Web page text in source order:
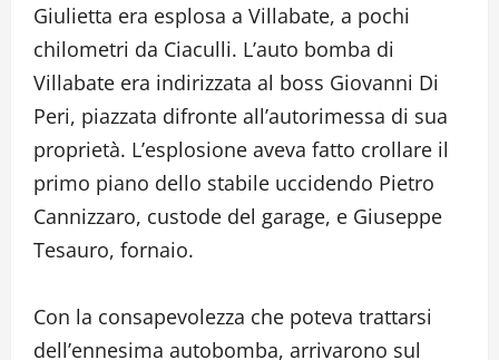
Giulietta era esplosa a Villabate, a pochi
chilometri da Ciaculli. L’auto bomba di
Villabate era indirizzata al boss Giovanni Di
Peri, piazzata difronte all’autorimessa di sua
proprietà. L’esplosione aveva fatto crollare il
primo piano dello stabile uccidendo Pietro
Cannizzaro, custode del garage, e Giuseppe
Tesauro, fornaio.
Con la consapevolezza che poteva trattarsi
dell’ennesima autobomba, arrivarono sul